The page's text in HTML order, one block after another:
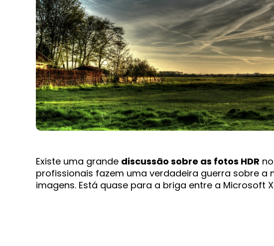
Existe uma grande discussão sobre as fotos HDR
profissionais fazem uma verdadeira guerra sobre a
imagens. Está quase para a briga entre a Microsoft